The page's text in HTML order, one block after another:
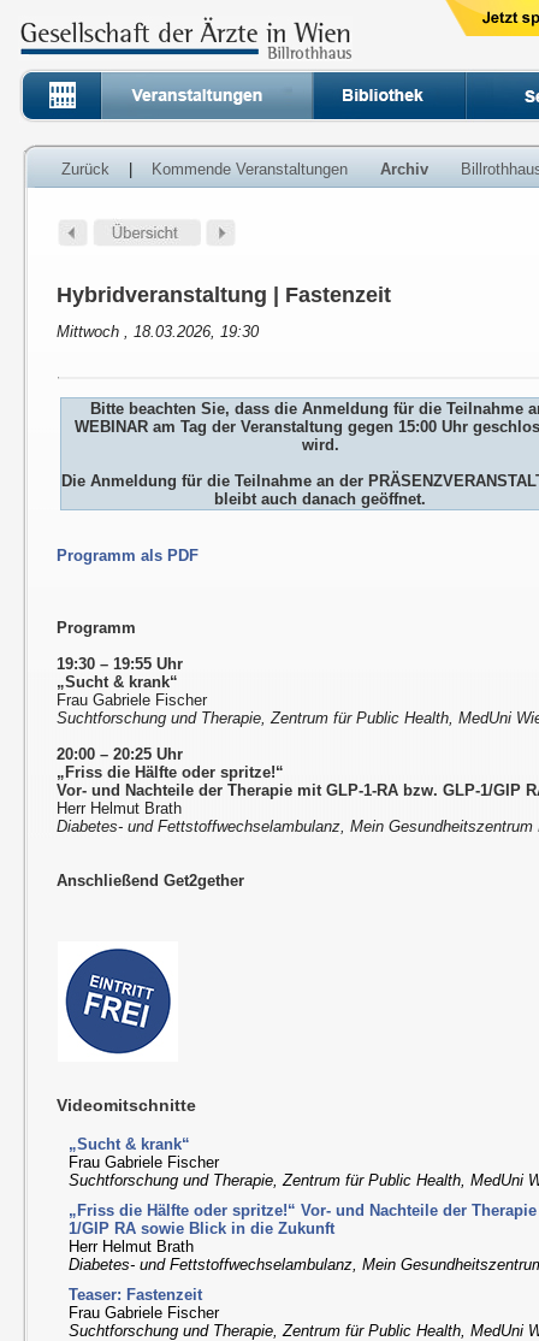
Zurück Kommende Veranstaltungen Archiv
Hybridveranstaltung | Fastenzeit
Mittwoch , 18.03.2026, 19:30
Bitte beachten Sie, dass die Anmeldung für die Teilnahme
WEBINAR am Tag der Veranstaltung gegen 15:00 Uhr
wird.
Die Anmeldung für die Teilnahme an der
bleibt auch danach geöffnet.
Programm als PDF
Programm
19:30 – 19:55 Uhr
„Sucht & krank“
Frau Gabriele Fischer
Suchtforschung und Therapie, Zentrum für Public Health, MedUni
20:00 – 20:25 Uhr
„Friss die Hälfte oder spritze!“
Vor- und Nachteile der Therapie mit GLP-1-RA bzw. GLP-1/GIP
Herr Helmut Brath
Diabetes- und Fettstoffwechselambulanz, Mein Gesundheitszentrum
Anschließend Get2gether
Videomitschnitte
„Sucht & krank“
Frau Gabriele Fischer
Suchtforschung und Therapie, Zentrum für Public Health, MedUni
„Friss die Hälfte oder spritze!“ Vor- und Nachteile der
1/GIP RA sowie Blick in die Zukunft
Herr Helmut Brath
Diabetes- und Fettstoffwechselambulanz, Mein
Teaser: Fastenzeit
Frau Gabriele Fischer
Suchtforschung und Therapie, Zentrum für Public Health, MedUni